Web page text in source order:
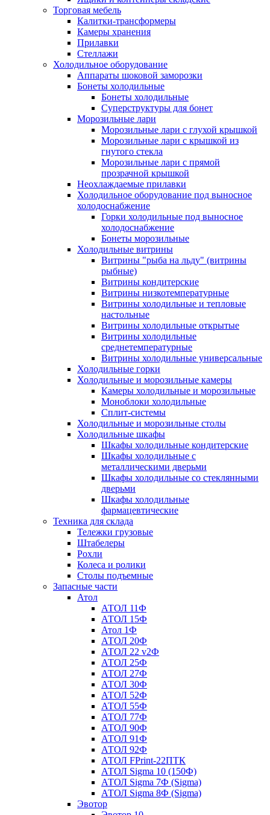
Торговая мебель
Калитки-трансформеры
Камеры хранения
Прилавки
Стеллажи
Холодильное оборудование
Аппараты шоковой заморозки
Бонеты холодильные
Бонеты холодильные
Суперструктуры для бонет
Морозильные лари
Морозильные лари с глухой крышкой
Морозильные лари с крышкой из
гнутого стекла
Морозильные лари с прямой
прозрачной крышкой
Неохлаждаемые прилавки
Холодильное оборудование под выносное
холодоснабжение
Горки холодильные под выносное
холодоснабжение
Бонеты морозильные
Холодильные витрины
Витрины "рыба на льду" (витрины
рыбные)
Витрины кондитерские
Витрины низкотемпературные
Витрины холодильные и тепловые
настольные
Витрины холодильные открытые
Витрины холодильные
среднетемпературные
Витрины холодильные универсальные
Холодильные горки
Холодильные и морозильные камеры
Камеры холодильные и морозильные
Моноблоки холодильные
Сплит-системы
Холодильные и морозильные столы
Холодильные шкафы
Шкафы холодильные кондитерские
Шкафы холодильные с
металлическими дверьми
Шкафы холодильные со стеклянными
дверьми
Шкафы холодильные
фармацевтические
Техника для склада
Тележки грузовые
Штабелеры
Рохли
Колеса и ролики
Столы подъемные
Запасные части
Атол
АТОЛ 11Ф
АТОЛ 15Ф
Атол 1Ф
АТОЛ 20Ф
АТОЛ 22 v2Ф
АТОЛ 25Ф
АТОЛ 27Ф
АТОЛ 30Ф
АТОЛ 52Ф
АТОЛ 55Ф
АТОЛ 77Ф
АТОЛ 90Ф
АТОЛ 91Ф
АТОЛ 92Ф
АТОЛ FPrint-22ПТК
АТОЛ Sigma 10 (150Ф)
АТОЛ Sigma 7Ф (Sigma)
АТОЛ Sigma 8Ф (Sigma)
Эвотор